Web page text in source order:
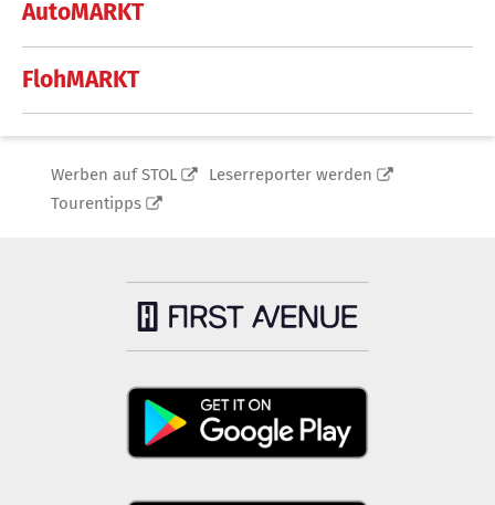
AutoMARKT
FlohMARKT
Werben auf STOL
Leserreporter werden
Tourentipps